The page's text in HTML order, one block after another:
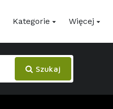
Kategorie Więcej
Szukaj